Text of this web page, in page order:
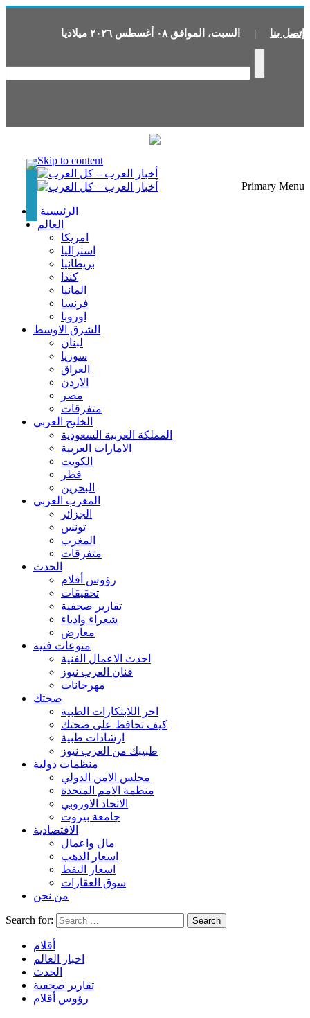
إتصل بنا | السبت، الموافق ٠٨ أغسطس ٢٠٢٦ ميلاديا
Skip to content
Primary Menu
الرئيسية
العالم
امريكا
استراليا
بريطانيا
كندا
المانيا
فرنسا
اوروبا
الشرق الاوسط
لبنان
سوريا
العراق
الاردن
مصر
متفرقات
الخليج العربي
المملكة العربية السعودية
الامارات العربية
الكويت
قطر
البحرين
المغرب العربي
الجزائر
تونس
المغرب
متفرقات
الحدث
رؤوس أقلام
تحقيقات
تقارير صحفية
شعراء وادباء
معارض
منوعات فنية
احدث الاعمال الفنية
فنان العرب نيوز
مهرجانات
صحتك
اخر اللابتكارات الطبية
كيف تحافظ على صحتك
ارشادات طبية
طبيبك من العرب نيوز
منظمات دولية
مجلس الامن الدولي
منظمة الامم المتحدة
الاتحاد الاوروبي
جامعة بيروت
الاقتصادية
مال واعمال
اسعار الذهب
اسعار النفط
سوق العقارات
من نحن
Search for:
أقلام
اخبار العالم
الحدث
تقارير صحفية
رؤوس أقلام